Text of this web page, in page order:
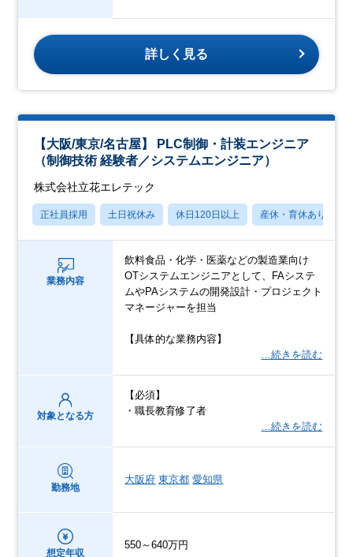
詳しく見る
【大阪/東京/名古屋】 PLC制御・計装エンジニア
（制御技術 経験者／システムエンジニア）
株式会社立花エレテック
正社員採用 土日祝休み 休日120日以上 産休・育休あり
業務内容
飲料食品・化学・医薬などの製造業向け
OTシステムエンジニアとして、FAシステ
ムやPAシステムの開発設計・プロジェクト
マネージャーを担当
【具体的な業務内容】
…続きを読む
対象となる方
【必須】
・職長教育修了者
…続きを読む
勤務地
大阪府 東京都 愛知県
想定年収
550～640万円